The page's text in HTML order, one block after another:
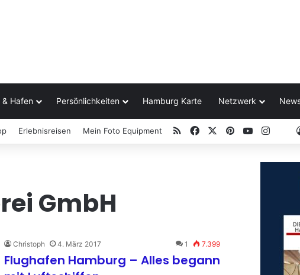
& Hafen Persönlichkeiten Hamburg Karte Netzwerk
Erlebnisreisen Mein Foto Equipment RSS FacebookPinterestYouTube
GmbH
Christoph 4. März 2017 1 7.399
Flughafen Hamburg – Alles begann